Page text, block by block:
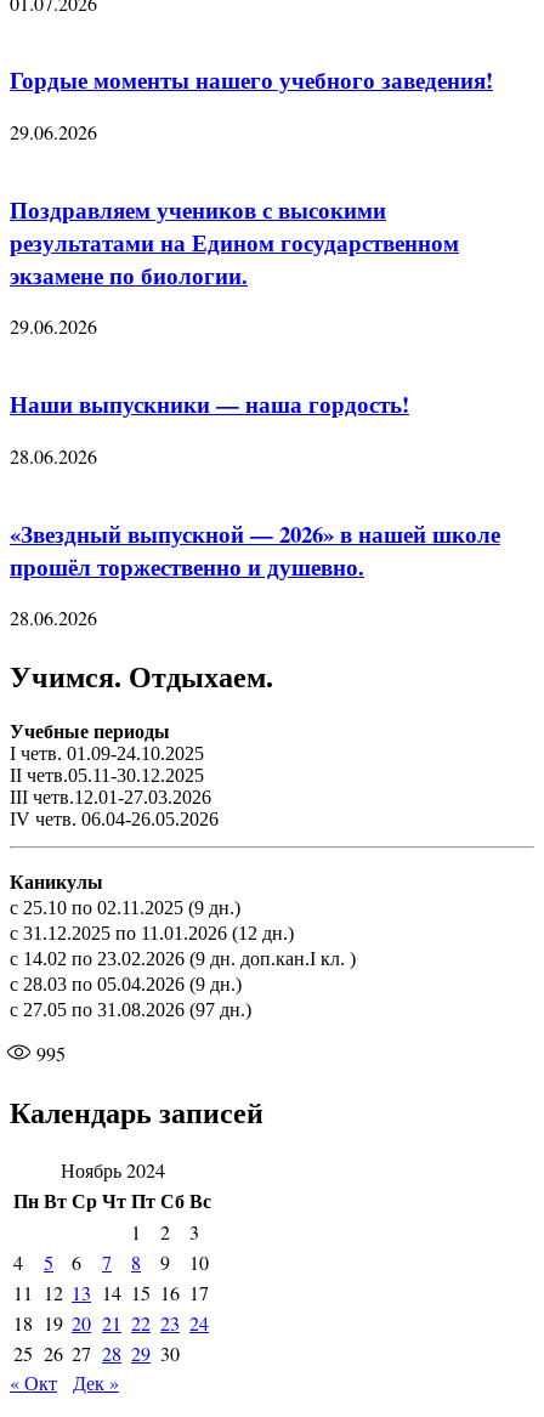
Гордые моменты нашего учебного заведения!
29.06.2026
Поздравляем учеников с высокими
результатами на Едином государственном
экзамене по биологии.
29.06.2026
Наши выпускники — наша гордость!
28.06.2026
«Звездный выпускной — 2026» в нашей школе
прошёл торжественно и душевно.
28.06.2026
Учимся. Отдыхаем.
Учебные периоды
I четв. 01.09-24.10.2025
II четв.05.11-30.12.2025
III четв.12.01-27.03.2026
IV четв. 06.04-26.05.2026
Каникулы
с 25.10 по 02.11.2025 (9 дн.)
с 31.12.2025 по 11.01.2026 (12 дн.)
с 14.02 по 23.02.2026 (9 дн. доп.кан.I кл. )
с 28.03 по 05.04.2026 (9 дн.)
с 27.05 по 31.08.2026 (97 дн.)
995
Календарь записей
Ноябрь 2024
ПнВтСрЧтПтСбВс
1 2
3
4
5 6 7 8 9
10
11
12 13 14 15 16 17
18 19 20 21 22 23 24
25 26 27 28 29 30
« Окт
Дек »